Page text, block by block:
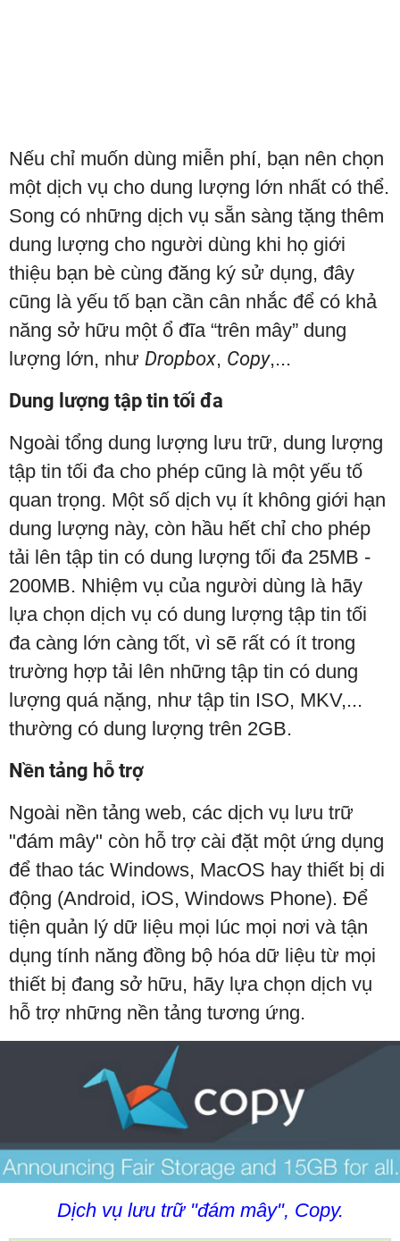
Nếu chỉ muốn dùng miễn phí, bạn nên chọn
một dịch vụ cho dung lượng lớn nhất có thể.
Song có những dịch vụ sẵn sàng tặng thêm
dung lượng cho người dùng khi họ giới
thiệu bạn bè cùng đăng ký sử dụng, đây
cũng là yếu tố bạn cần cân nhắc để có khả
năng sở hữu một ổ đĩa “trên mây” dung
lượng lớn, như Dropbox, Copy,...
Dung lượng tập tin tối đa
Ngoài tổng dung lượng lưu trữ, dung lượng
tập tin tối đa cho phép cũng là một yếu tố
quan trọng. Một số dịch vụ ít không giới hạn
dung lượng này, còn hầu hết chỉ cho phép
tải lên tập tin có dung lượng tối đa 25MB -
200MB. Nhiệm vụ của người dùng là hãy
lựa chọn dịch vụ có dung lượng tập tin tối
đa càng lớn càng tốt, vì sẽ rất có ít trong
trường hợp tải lên những tập tin có dung
lượng quá nặng, như tập tin ISO, MKV,...
thường có dung lượng trên 2GB.
Nền tảng hỗ trợ
Ngoài nền tảng web, các dịch vụ lưu trữ
"đám mây" còn hỗ trợ cài đặt một ứng dụng
để thao tác Windows, MacOS hay thiết bị di
động (Android, iOS, Windows Phone). Để
tiện quản lý dữ liệu mọi lúc mọi nơi và tận
dụng tính năng đồng bộ hóa dữ liệu từ mọi
thiết bị đang sở hữu, hãy lựa chọn dịch vụ
hỗ trợ những nền tảng tương ứng.
Dịch vụ lưu trữ "đám mây", Copy.